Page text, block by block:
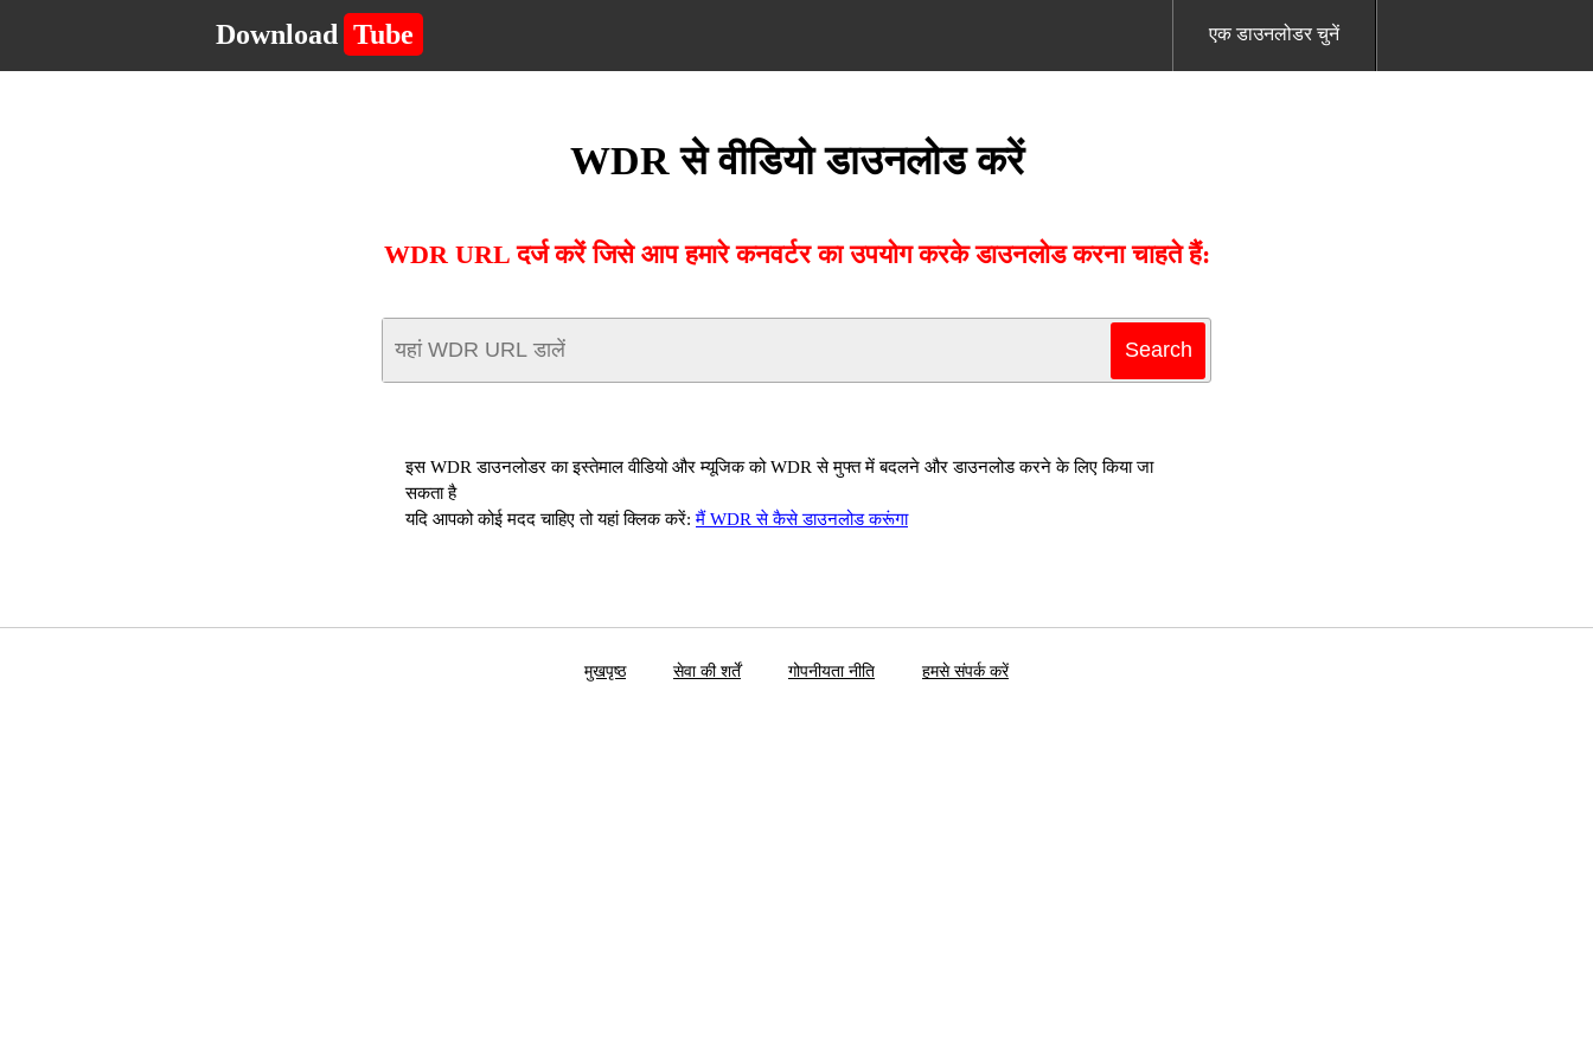
Download Tube एक डाउनलोडर चुनें
WDR से वीडियो डाउनलोड करें
WDR URL दर्ज करें जिसे आप हमारे कनवर्टर का उपयोग करके डाउनलोड करना चाहते हैं:
इस WDR डाउनलोडर का इस्तेमाल वीडियो और म्यूजिक को WDR से मुफ्त में बदलने और डाउनलोड करने के लिए किया जा
सकता है
यदि आपको कोई मदद चाहिए तो यहां क्लिक करें:मैं WDR से कैसे डाउनलोड करूंगा
मुखपृष्ठ सेवा की शर्तें गोपनीयता नीति हमसे संपर्क करें